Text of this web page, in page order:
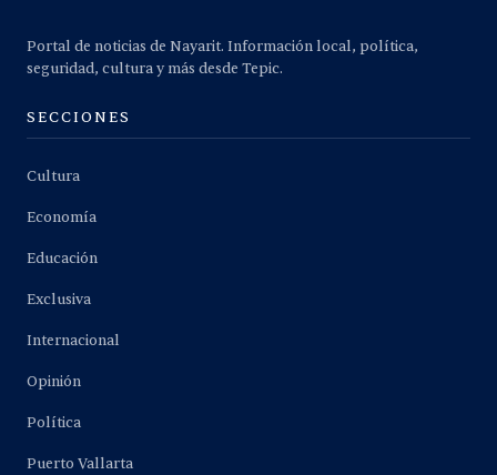
Portal de noticias de Nayarit. Información local, política,
seguridad, cultura y más desde Tepic.
SECCIONES
Cultura
Economía
Educación
Exclusiva
Internacional
Opinión
Política
Puerto Vallarta